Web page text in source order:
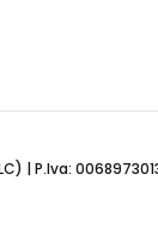
| P.Iva: